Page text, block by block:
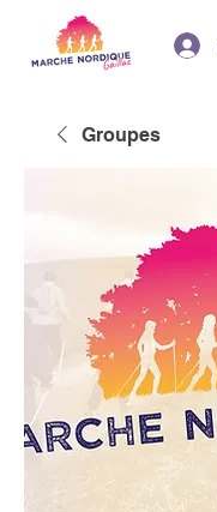
Groupes